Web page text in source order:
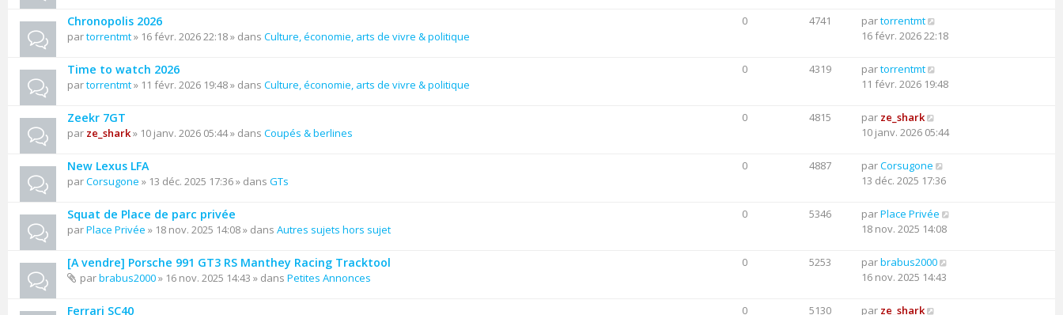
Chronopolis 2026
partorrentmt» 16 févr. 2026 22:18 » dans Culture, économie, arts de vivre & politique
0 4741 partorrentmt
16 févr. 2026 22:18
Time to watch 2026
partorrentmt» 11 févr. 2026 19:48 » dans Culture, économie, arts de vivre & politique
0 4319 partorrentmt
11 févr. 2026 19:48
Zeekr 7GT
par ze_shark» 10 janv. 2026 05:44 » dans Coupés & berlines
0 4815 par ze_shark
10 janv. 2026 05:44
New Lexus LFA
parCorsugone » 13 déc. 2025 17:36 » dans GTs
0 4887 parCorsugone
13 déc. 2025 17:36
Squat de Place de parc privée
parPlace Privée » 18 nov. 2025 14:08 » dans Autres sujets hors sujet
0 5346 parPlace Privée
18 nov. 2025 14:08
[A vendre] Porsche 991 GT3 RS Manthey Racing Tracktool
parbrabus2000» 16 nov. 2025 14:43 » dans Petites Annonces
0 5253 parbrabus2000
16 nov. 2025 14:43
Ferrari SC40 0 5130 par ze_shark